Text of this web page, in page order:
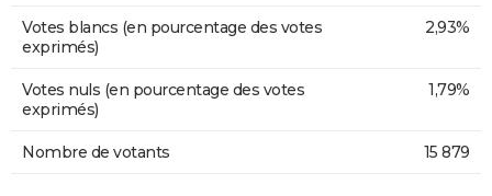
Votes blancs (en pourcentage des votes
exprimés)
2,93%
Votes nuls (en pourcentage des votes
exprimés)
1,79%
Nombre de votants 15 879